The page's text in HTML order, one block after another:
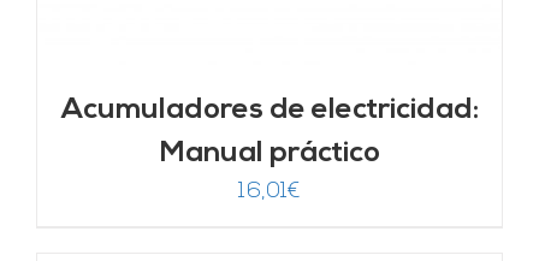
Acumuladores de electricidad:
Manual práctico
16,01€